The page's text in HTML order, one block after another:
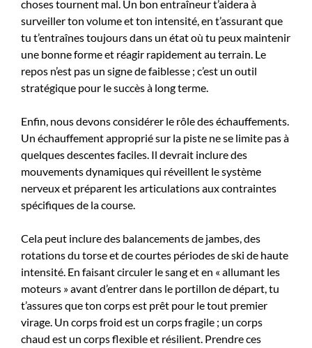
choses tournent mal. Un bon entraîneur t’aidera à
surveiller ton volume et ton intensité, en t’assurant que
tu t’entraînes toujours dans un état où tu peux maintenir
une bonne forme et réagir rapidement au terrain. Le
repos n’est pas un signe de faiblesse ; c’est un outil
stratégique pour le succès à long terme.
Enfin, nous devons considérer le rôle des échauffements.
Un échauffement approprié sur la piste ne se limite pas à
quelques descentes faciles. Il devrait inclure des
mouvements dynamiques qui réveillent le système
nerveux et préparent les articulations aux contraintes
spécifiques de la course.
Cela peut inclure des balancements de jambes, des
rotations du torse et de courtes périodes de ski de haute
intensité. En faisant circuler le sang et en « allumant les
moteurs » avant d’entrer dans le portillon de départ, tu
t’assures que ton corps est prêt pour le tout premier
virage. Un corps froid est un corps fragile ; un corps
chaud est un corps flexible et résilient. Prendre ces